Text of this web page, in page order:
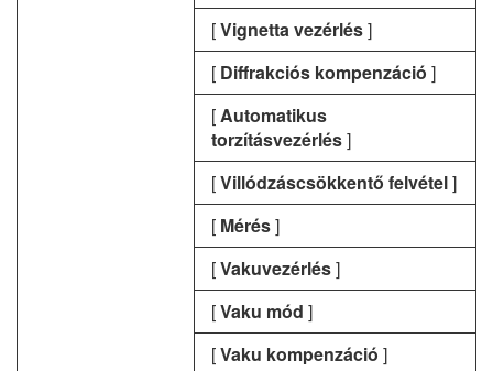
[Vignetta vezérlés]
[ Diffrakciós kompenzáció ]
[Automatikus
torzításvezérlés]
[Villódzáscsökkentő felvétel]
[ Mérés]
[Vakuvezérlés]
[Vaku mód ]
[Vaku kompenzáció ]